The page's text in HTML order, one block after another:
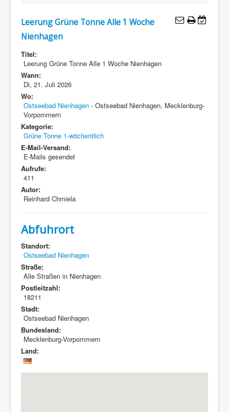
Leerung Grüne Tonne Alle 1 Woche
Nienhagen
Titel:
Leerung Grüne Tonne Alle 1 Woche Nienhagen
Wann:
Di, 21. Juli 2026
Wo:
Ostseebad Nienhagen - Ostseebad Nienhagen, Mecklenburg-
Vorpommern
Kategorie:
Grüne Tonne 1-wöchentlich
E-Mail-Versand:
E-Mails gesendet
Aufrufe:
411
Autor:
Reinhard Chmiela
Abfuhrort
Standort:
Ostseebad Nienhagen
Straße:
Alle Straßen in Nienhagen
Postleitzahl:
18211
Stadt:
Ostseebad Nienhagen
Bundesland:
Mecklenburg-Vorpommern
Land: